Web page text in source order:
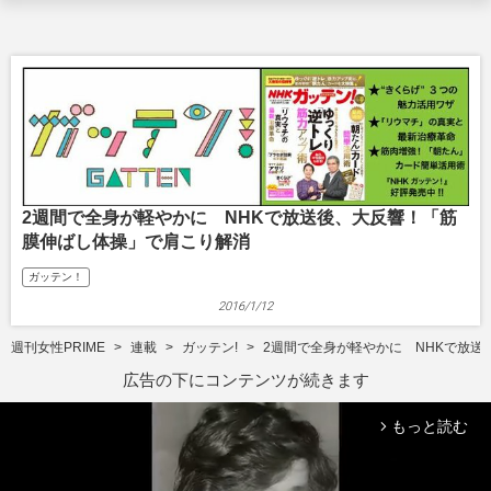
2週間で全身が軽やかに NHKで放送後、大反響！「筋
膜伸ばし体操」で肩こり解消
ガッテン！
2016/1/12
週刊女性PRIME 連載 ガッテン! 2週間で全身が軽やかに NHKで放送
広告の下にコンテンツが続きます
arrow_forward_ios もっと読む